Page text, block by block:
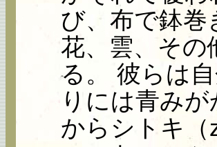
び、布で鉢
花、雲、その
る。 彼らは
りには青み
からシトキ（